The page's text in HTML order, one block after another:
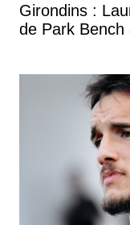
Girondins :
de Park Bench